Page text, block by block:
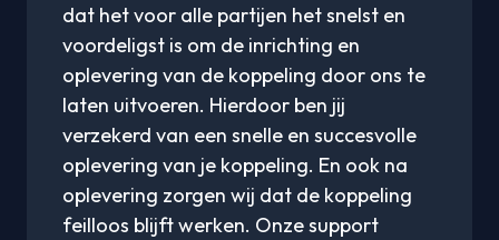
dat het voor alle partijen het snelst en
voordeligst is om de inrichting en
oplevering van de koppeling door ons te
laten uitvoeren. Hierdoor ben jij
verzekerd van een snelle en succesvolle
oplevering van je koppeling. En ook na
oplevering zorgen wij dat de koppeling
feilloos blijft werken. Onze support